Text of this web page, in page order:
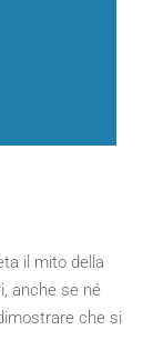
il mito della
anche se né
che si